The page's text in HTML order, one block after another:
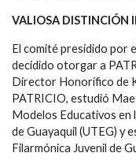
VALIOSA DISTINCIÓN
El comité presidido por
decidido otorgar a
Director Honorífico de
PATRICIO, estudió
Modelos Educativos en
de Guayaquil (UTEG) y
Filarmónica Juvenil de